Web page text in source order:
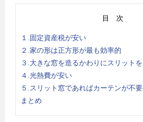
目 次
１.固定資産税が安い
２.家の形は正方形が最も効率的
３.大きな窓を造るかわりにスリットを
４.光熱費が安い
５.スリット窓であればカーテンが不要
まとめ